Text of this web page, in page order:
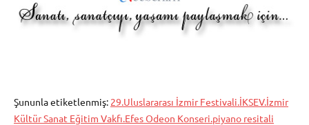
Şununla etiketlenmiş: 29.Uluslararası İzmir Festivali.İKSEV.İzmir
Kültür Sanat Eğitim Vakfı.Efes Odeon Konseri.piyano resitali